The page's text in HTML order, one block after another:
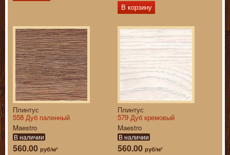
В корзину
Плинтус
558 Дуб паленный
Maestro
В наличии
560.00 руб/м²
Плинтус
579 Дуб кремовый
Maestro
В наличии
560.00 руб/м²